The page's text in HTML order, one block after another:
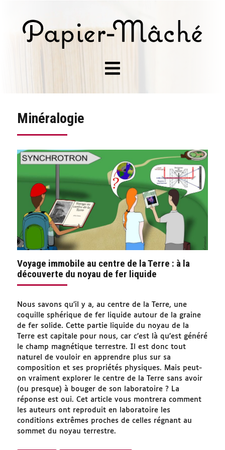
Minéralogie
Voyage immobile au centre de la Terre : à la
découverte du noyau de fer liquide
Nous savons qu’il y a, au centre de la Terre, une
coquille sphérique de fer liquide autour de la graine
de fer solide. Cette partie liquide du noyau de la
Terre est capitale pour nous, car c’est là qu’est généré
le champ magnétique terrestre. Il est donc tout
naturel de vouloir en apprendre plus sur sa
composition et ses propriétés physiques. Mais peut-
on vraiment explorer le centre de la Terre sans avoir
(ou presque) à bouger de son laboratoire ? La
réponse est oui. Cet article vous montrera comment
les auteurs ont reproduit en laboratoire les
conditions extrêmes proches de celles régnant au
sommet du noyau terrestre.